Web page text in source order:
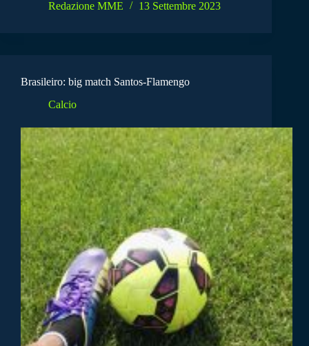
Redazione MME 13 Settembre 2023
Brasileiro: big match Santos-Flamengo
Calcio